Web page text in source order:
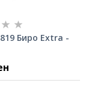
Биро Extra -